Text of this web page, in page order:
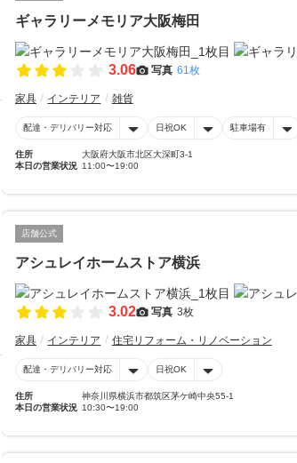
ギャラリーメモリア大阪梅田
3.06 写真 61枚
家具 インテリア 雑貨
配達・デリバリー対応 日祝OK 駐車場有
住所
大阪府大阪市北区大深町3-1
本日の営業状況 11:00〜19:00
店舗公式
アシュレイホームストア横浜
3.02 写真 3枚
家具 インテリア 住宅リフォーム・リノベーション
配達・デリバリー対応 日祝OK
住所
神奈川県横浜市都筑区茅ケ崎中央55-1
本日の営業状況 10:30〜19:00